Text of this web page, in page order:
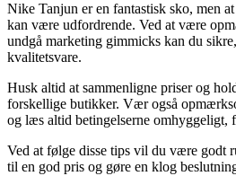
Nike Tanjun er en fantastisk sko, men
kan være udfordrende. Ved at være
undgå marketing gimmicks kan du
kvalitetsvare.
Husk altid at sammenligne priser og
forskellige butikker. Vær også
og læs altid betingelserne omhyggeligt,
Ved at følge disse tips vil du være godt
til en god pris og gøre en klog